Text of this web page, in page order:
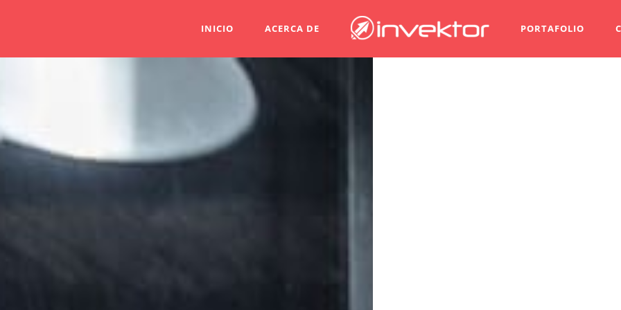
INICIO ACERCA DE PORTAFOLIO